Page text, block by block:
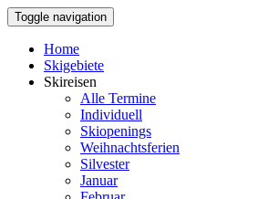
Toggle navigation
Home
Skigebiete
Skireisen
Alle Termine
Individuell
Skiopenings
Weihnachtsferien
Silvester
Januar